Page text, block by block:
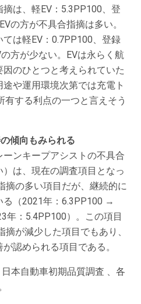
は、軽EV：5.3PP100、登
の方が不具合指摘は多い。
は軽EV：0.7PP100、登録
方が少ない。EVは永らく航
のひとつと考えられていた
や運用環境次第では充電ト
有する利点の一つと言えそう
傾向もみられる
ンキープアシストの不具合
は、現在の調査項目となっ
摘の多い項目だが、継続的に
る（2021年：6.3PP100 →
：5.4PP100）。この項目
が減少した項目でもあり、
認められる項目である。
本自動車初期品質調査 、各